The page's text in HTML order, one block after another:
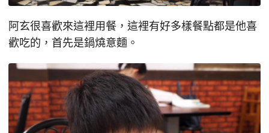
阿玄很喜歡來這裡用餐，這裡有好多樣餐點都是他喜
歡吃的，首先是鍋燒意麵。